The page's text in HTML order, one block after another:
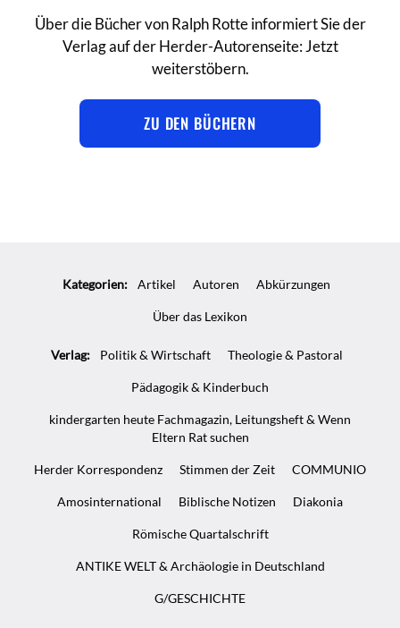
Über die Bücher von Ralph Rotte informiert Sie der
Verlag auf der Herder-Autorenseite: Jetzt
weiterstöbern.
ZU DEN BÜCHERN
Kategorien: Artikel Autoren Abkürzungen
Über das Lexikon
Verlag: Politik & Wirtschaft Theologie & Pastoral
Pädagogik & Kinderbuch
kindergarten heute Fachmagazin, Leitungsheft & Wenn
Eltern Rat suchen
Herder Korrespondenz Stimmen der Zeit COMMUNIO
Amosinternational Biblische Notizen Diakonia
Römische Quartalschrift
ANTIKE WELT & Archäologie in Deutschland
G/GESCHICHTE